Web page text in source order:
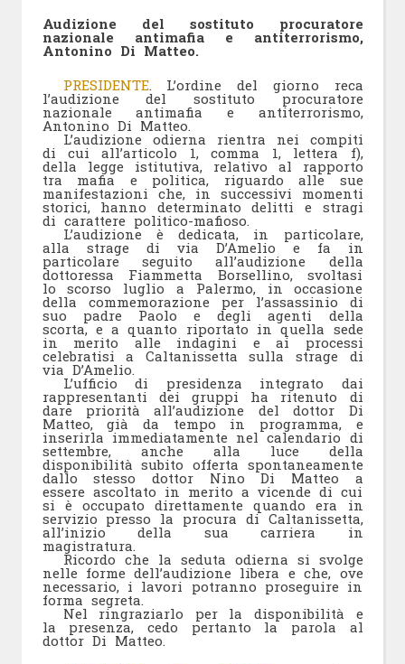
Audizione del sostituto procuratore
nazionale antimafia e antiterrorismo,
Antonino Di Matteo.
PRESIDENTE. L’ordine del giorno reca
l’audizione del sostituto procuratore
nazionale antimafia e antiterrorismo,
Antonino Di Matteo.
L’audizione odierna rientra nei compiti
di cui all’articolo 1, comma 1, lettera f),
della legge istitutiva, relativo al rapporto
tra mafia e politica, riguardo alle sue
manifestazioni che, in successivi momenti
storici, hanno determinato delitti e stragi
di carattere politico-mafioso.
L’audizione è dedicata, in particolare,
alla strage di via D’Amelio e fa in
particolare seguito all’audizione della
dottoressa Fiammetta Borsellino, svoltasi
lo scorso luglio a Palermo, in occasione
della commemorazione per l’assassinio di
suo padre Paolo e degli agenti della
scorta, e a quanto riportato in quella sede
in merito alle indagini e ai processi
celebratisi a Caltanissetta sulla strage di
via D’Amelio.
L’ufficio di presidenza integrato dai
rappresentanti dei gruppi ha ritenuto di
dare priorità all’audizione del dottor Di
Matteo, già da tempo in programma, e
inserirla immediatamente nel calendario di
settembre, anche alla luce della
disponibilità subito offerta spontaneamente
dallo stesso dottor Nino Di Matteo a
essere ascoltato in merito a vicende di cui
si è occupato direttamente quando era in
servizio presso la procura di Caltanissetta,
all’inizio della sua carriera in
magistratura.
Ricordo che la seduta odierna si svolge
nelle forme dell’audizione libera e che, ove
necessario, i lavori potranno proseguire in
forma segreta.
Nel ringraziarlo per la disponibilità e
la presenza, cedo pertanto la parola al
dottor Di Matteo.